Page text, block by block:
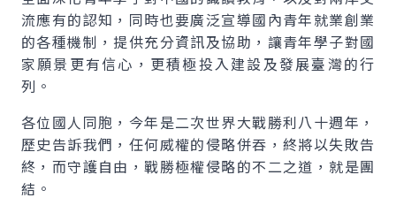
流應有的認知，同時也要廣泛宣導國內青年就業創業
的各種機制，提供充分資訊及協助，讓青年學子對國
家願景更有信心，更積極投入建設及發展臺灣的行
列。
各位國人同胞，今年是二次世界大戰勝利八十週年，
歷史告訴我們，任何威權的侵略併吞，終將以失敗告
終，而守護自由，戰勝極權侵略的不二之道，就是團
結。